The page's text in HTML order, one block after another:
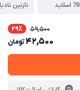
78 اسلاید
نازنین
59,500 29٪
42,500تومان